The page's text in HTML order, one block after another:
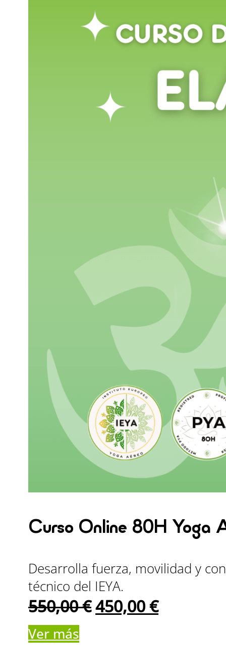
Curso Online 80H Yoga
Desarrolla fuerza, movilidad y
técnico del IEYA.
550,00€El
450,00€El
Ver más